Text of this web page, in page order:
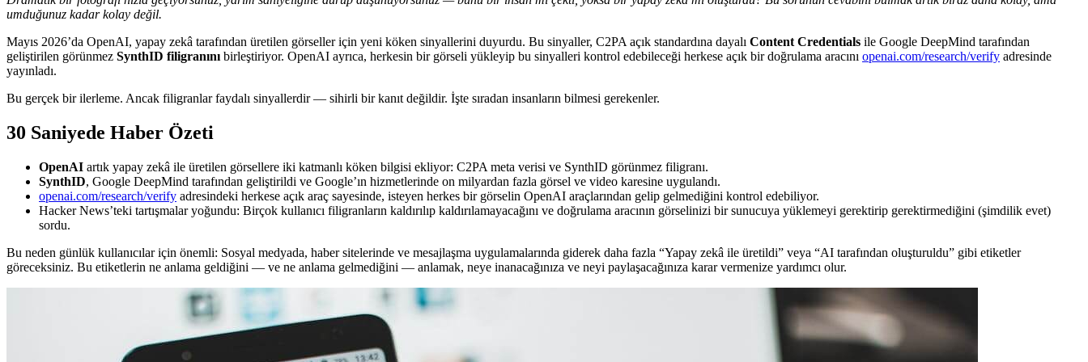
umduğunuz kadar kolay değil.
Mayıs 2026’da OpenAI, yapay zekâ tarafından üretilen görseller için yeni köken sinyallerini duyurdu. Bu sinyaller, C2PA açık standardına dayalı Content Credentials ile Google DeepMind tarafından
geliştirilen görünmez SynthID filigranını birleştiriyor. OpenAI ayrıca, herkesin bir görseli yükleyip bu sinyalleri kontrol edebileceği herkese açık bir doğrulama aracını openai.com/research/verify adresinde
yayınladı.
Bu gerçek bir ilerleme. Ancak filigranlar faydalı sinyallerdir — sihirli bir kanıt değildir. İşte sıradan insanların bilmesi gerekenler.
30 Saniyede Haber Özeti
OpenAI artık yapay zekâ ile üretilen görsellere iki katmanlı köken bilgisi ekliyor: C2PA meta verisi ve SynthID görünmez filigranı.
SynthID, Google DeepMind tarafından geliştirildi ve Google’ın hizmetlerinde on milyardan fazla görsel ve video karesine uygulandı.
openai.com/research/verify adresindeki herkese açık araç sayesinde, isteyen herkes bir görselin OpenAI araçlarından gelip gelmediğini kontrol edebiliyor.
Hacker News’teki tartışmalar yoğundu: Birçok kullanıcı filigranların kaldırılıp kaldırılamayacağını ve doğrulama aracının görselinizi bir sunucuya yüklemeyi gerektirip gerektirmediğini (şimdilik evet)
sordu.
Bu neden günlük kullanıcılar için önemli: Sosyal medyada, haber sitelerinde ve mesajlaşma uygulamalarında giderek daha fazla “Yapay zekâ ile üretildi” veya “AI tarafından oluşturuldu” gibi etiketler
göreceksiniz. Bu etiketlerin ne anlama geldiğini — ve ne anlama gelmediğini — anlamak, neye inanacağınıza ve neyi paylaşacağınıza karar vermenize yardımcı olur.